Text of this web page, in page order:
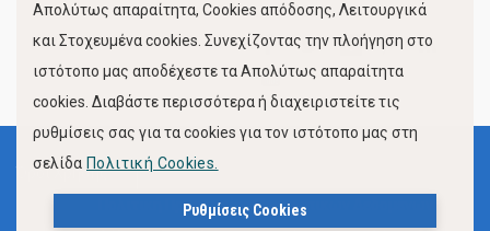
FOLLOW US
Όροι Χρήσης
Πολιτική Προστασίας Προσωπικών Δεδομένων
Απολύτως απαραίτητα, Cookies απόδοσης, Λειτουργικά
και Στοχευμένα cookies. Συνεχίζοντας την πλοήγηση στο
ιστότοπο μας αποδέχεστε τα Απολύτως απαραίτητα
cookies. Διαβάστε περισσότερα ή διαχειριστείτε τις
ρυθμίσεις σας για τα cookies για τον ιστότοπο μας στη
σελίδα Πολιτική Cookies.
Ρυθμίσεις Cookies